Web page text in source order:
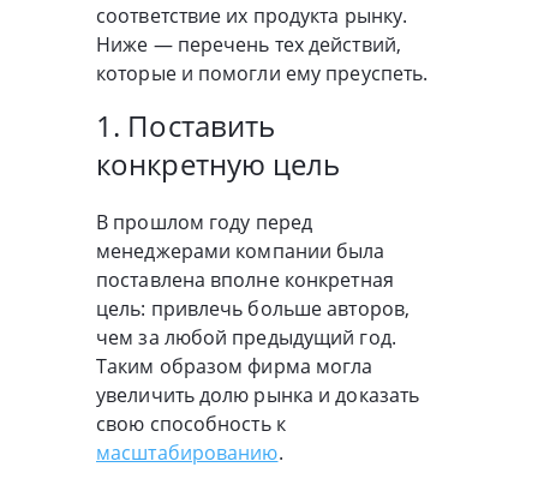
соответствие их продукта рынку.
Ниже — перечень тех действий,
которые и помогли ему преуспеть.
1. Поставить
конкретную цель
В прошлом году перед
менеджерами компании была
поставлена вполне конкретная
цель: привлечь больше авторов,
чем за любой предыдущий год.
Таким образом фирма могла
увеличить долю рынка и доказать
свою способность к
масштабированию.